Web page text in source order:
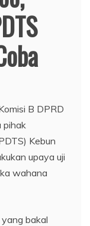
B DPRD
pihak
Kebun
upaya uji
wahana
bakal